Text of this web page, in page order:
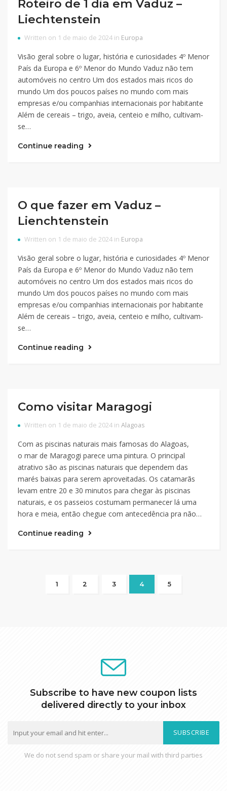
Roteiro de 1 dia em Vaduz –
Liechtenstein
Written on 1 de maio de 2024 in Europa
Visão geral sobre o lugar, história e curiosidades 4º Menor
País da Europa e 6º Menor do Mundo Vaduz não tem
automóveis no centro Um dos estados mais ricos do
mundo Um dos poucos países no mundo com mais
empresas e/ou companhias internacionais por habitante
Além de cereais – trigo, aveia, centeio e milho, cultivam-
se…
Continue reading
O que fazer em Vaduz –
Lienchtenstein
Written on 1 de maio de 2024 in Europa
Visão geral sobre o lugar, história e curiosidades 4º Menor
País da Europa e 6º Menor do Mundo Vaduz não tem
automóveis no centro Um dos estados mais ricos do
mundo Um dos poucos países no mundo com mais
empresas e/ou companhias internacionais por habitante
Além de cereais – trigo, aveia, centeio e milho, cultivam-
se…
Continue reading
Como visitar Maragogi
Written on 1 de maio de 2024 in Alagoas
Com as piscinas naturais mais famosas do Alagoas,
o mar de Maragogi parece uma pintura. O principal
atrativo são as piscinas naturais que dependem das
marés baixas para serem aproveitadas. Os catamarãs
levam entre 20 e 30 minutos para chegar às piscinas
naturais, e os passeios costumam permanecer lá uma
hora e meia, então chegue com antecedência pra não…
Continue reading
1 2 3 4 5
Subscribe to have new coupon lists
delivered directly to your inbox
SUBSCRIBE
We do not send spam or share your mail with third parties